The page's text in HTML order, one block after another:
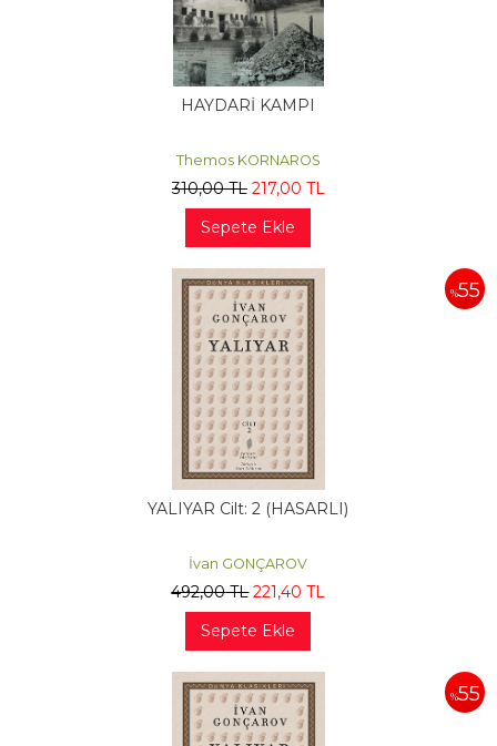
HAYDARİ KAMPI
Themos KORNAROS
310,00TL 217,00 TL
Sepete Ekle
%55
YALIYAR Cilt: 2 (HASARLI)
İvan GONÇAROV
492,00TL 221,40 TL
Sepete Ekle
%55